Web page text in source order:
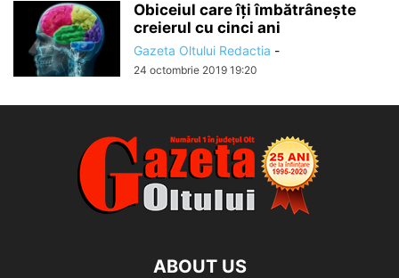
Obiceiul care îți îmbătrânește
creierul cu cinci ani
Gazeta Oltului Redactia -
24 octombrie 2019 19:20
ABOUT US